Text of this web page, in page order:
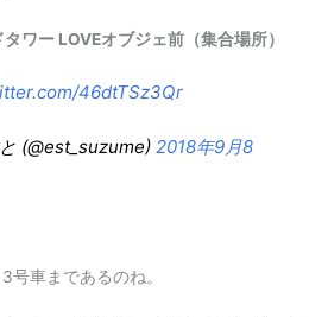
ワー LOVEオブジェ前（集合場所）
46dtTSz3Qr
(@est_suzume)2018年9月8
号車まであるのね。